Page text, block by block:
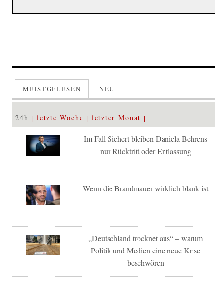
MEISTGELESEN NEU
24h letzte Woche letzter Monat
Im Fall Sichert bleiben Daniela Behrens
nur Rücktritt oder Entlassung
Wenn die Brandmauer wirklich blank ist
„Deutschland trocknet aus“ – warum
Politik und Medien eine neue Krise
beschwören